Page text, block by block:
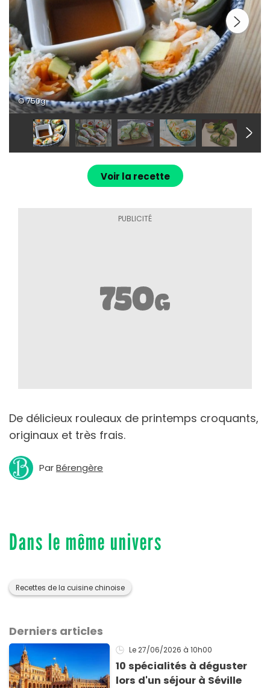
© 750g
Voir la recette
De délicieux rouleaux de printemps croquants,
originaux et très frais.
ParBérengère
Dans le même univers
Recettes de la cuisine chinoise
Derniers articles
Le 27/06/2026 à 10h00
10 spécialités à déguster
lors d'un séjour à Séville